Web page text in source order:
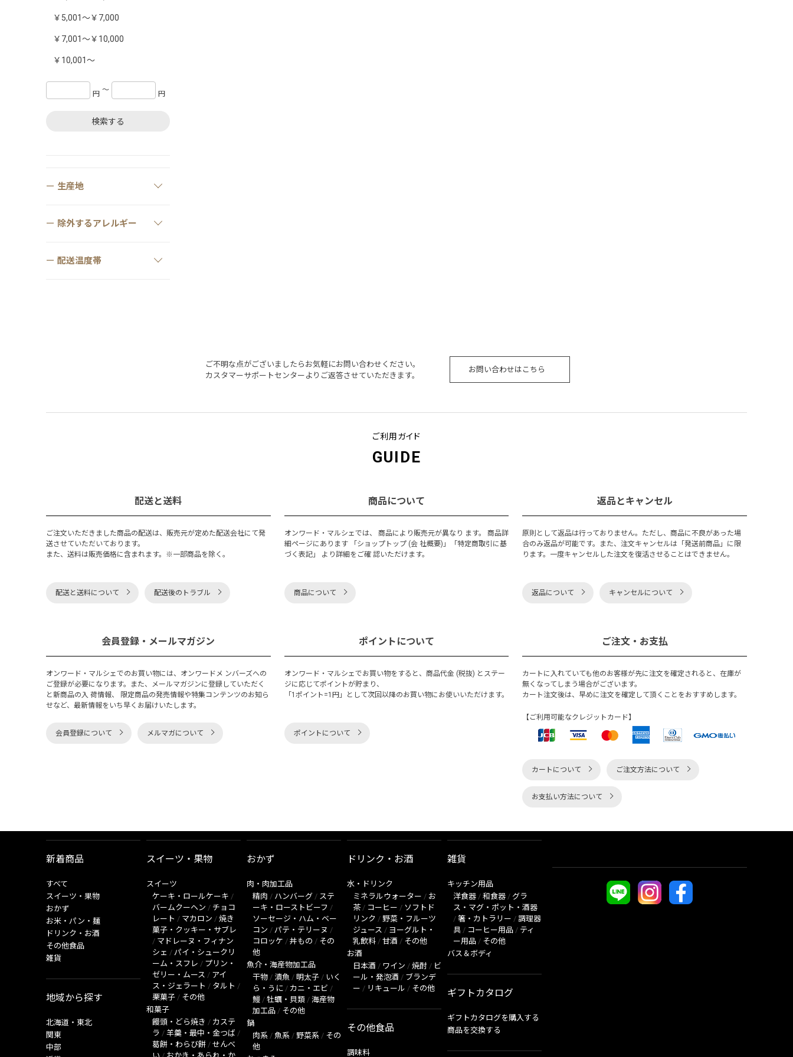
￥5,001～￥7,000
￥7,001～￥10,000
￥10,001～
円 〜 円
検索する
生産地
除外するアレルギー
配送温度帯
ご不明な点がございましたらお気軽にお問い合わせください。
カスタマーサポートセンターよりご返答させていただきます。
お問い合わせはこちら
ご利用ガイド
GUIDE
配送と送料
ご注文いただきました商品の配送は、販売元が定めた配送会社にて発
送させていただいております。
また、送料は販売価格に含まれます。※一部商品を除く。
配送と送料について 配送後のトラブル
商品について
オンワード・マルシェでは、 商品により販売元が異なり ます。 商品詳
細ページにあります 「ショップトップ (会 社概要)」「特定商取引に基
づく表記」 より詳細をご確 認いただけます。
商品について
返品とキャンセル
原則として返品は行っておりません。ただし、商品に不良があった場
合のみ返品が可能です。また、注文キャンセルは「発送前商品」に限
ります。一度キャンセルした注文を復活させることはできません。
返品について キャンセルについて
会員登録・メールマガジン
オンワード・マルシェでのお買い物には、オンワードメ ンバーズへの
ご登録が必要になります。また、メールマガジンに登録していただく
と新商品の入 荷情報、 限定商品の発売情報や特集コンテンツのお知ら
せなど、最新情報をいち早くお届けいたします。
会員登録について メルマガについて
ポイントについて
オンワード・マルシェでお買い物をすると、商品代金 (税抜) とステー
ジに応じてポイントが貯まり、
「1ポイント=1円」として次回以降のお買い物にお使いいただけます。
ポイントについて
ご注文・お支払
カートに入れていても他のお客様が先に注文を確定されると、在庫が
無くなってしまう場合がございます。
カート注文後は、早めに注文を確定して頂くことをおすすめします。
【ご利用可能なクレジットカード】
カートについて ご注文方法について
お支払い方法について
新着商品
すべて
スイーツ・果物
おかず
お米・パン・麺
ドリンク・お酒
その他食品
雑貨
地域から探す
北海道・東北
関東
中部
スイーツ・果物
スイーツ
ケーキ・ロールケーキ /
バームクーヘン / チョコ
レート / マカロン / 焼き
菓子・クッキー・サブレ
/ マドレーヌ・フィナン
シェ / パイ・シュークリ
ーム・スフレ / プリン・
ゼリー・ムース / アイ
ス・ジェラート / タルト /
栗菓子 / その他
和菓子
饅頭・どら焼き / カステ
ラ / 羊羹・最中・金つば /
葛餅・わらび餅 / せんべ
おかず
肉・肉加工品
精肉 / ハンバーグ / ステ
ーキ・ローストビーフ /
ソーセージ・ハム・ベー
コン / パテ・テリーヌ /
コロッケ / 丼もの / その
他
魚介・海産物加工品
干物 / 漬魚 / 明太子 / いく
ら・うに / カニ・エビ /
鰻 / 牡蠣・貝類 / 海産物
加工品 / その他
鍋
肉系 / 魚系 / 野菜系 / その
他
ドリンク・お酒
水・ドリンク
ミネラルウォーター / お
茶 / コーヒー / ソフトド
リンク / 野菜・フルーツ
ジュース / ヨーグルト・
乳飲料 / 甘酒 / その他
お酒
日本酒 / ワイン / 焼酎 / ビ
ール・発泡酒 / ブランデ
ー / リキュール / その他
その他食品
調味料
雑貨
キッチン用品
洋食器 / 和食器 / グラ
ス・マグ・ポット・酒器
/ 箸・カトラリー / 調理器
具 / コーヒー用品 / ティ
ー用品 / その他
バス＆ボディ
ギフトカタログ
ギフトカタログを購入する
商品を交換する